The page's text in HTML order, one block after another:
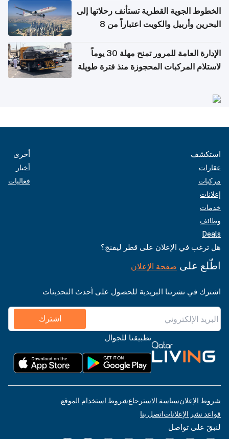
الخطوط الجوية القطرية تستأنف رحلاتها إلى
البحرين وأربيل والكويت اعتباراً من 8
الإدارة العامة للمرور تمنح مهلة 30 يوماً
لاستلام المركبات المحجوزة منذ فترة طويلة
استكشف
عقارات
مركبات
إعلانات
خدمات
وظائف
Deals
أخرى
أخبار
فعاليات
هل ترغب في الإعلان على قطر ليفنج؟
اطّلع على صفحة الإعلان
اشترك في نشرتنا البريدية للحصول على أحدث التحديثات
اشترك
تطبيقنا للجوال
شروط الإعلانسياسة الاسترجاعشروط استخدام الموقع
قواعد نشر الإعلاناتاتصل بنا
لنبقَ على تواصل